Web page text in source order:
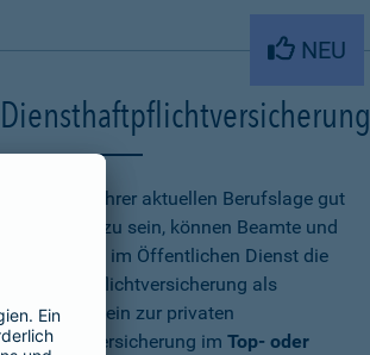
NEU
Diensthaftpflichtversicherung
Um auch in Ihrer aktuellen Berufslage gut
abgesichert zu sein, können Beamte und
Beschäftigte im Öffentlichen Dienst die
Diensthaftpflichtversicherung als
Zusatzbaustein zur privaten
Haftpflichtversicherung imTop- oder